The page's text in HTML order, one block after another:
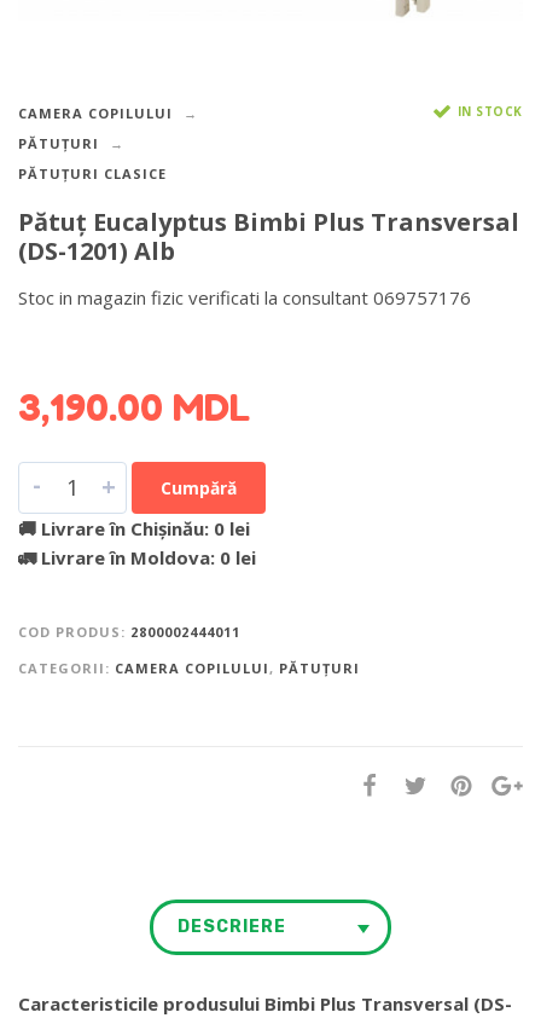
CAMERA COPILULUI
PĂTUȚURI
PĂTUȚURI CLASICE
IN STOCK
Pătuţ Eucalyptus Bimbi Plus Transversal
(DS-1201) Alb
Stoc in magazin fizic verificati la consultant 069757176
3,190.00 MDL
- + Cumpără
🚚 Livrare în Chișinău: 0 lei
🚛 Livrare în Moldova: 0 lei
COD PRODUS: 2800002444011
CATEGORII: CAMERA COPILULUI , PĂTUȚURI
DESCRIERE
Caracteristicile produsului Bimbi Plus Transversal (DS-